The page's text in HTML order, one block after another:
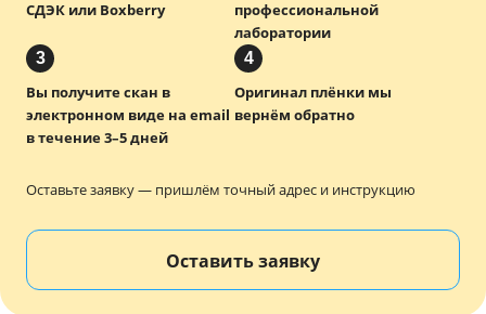
СДЭК или Boxberry
профессиональной
лаборатории
3
Вы получите скан в
электронном виде на email
в течение 3–5 дней
4
Оригинал плёнки мы
вернём обратно
Оставьте заявку — пришлём точный адрес и инструкцию
Оставить заявку